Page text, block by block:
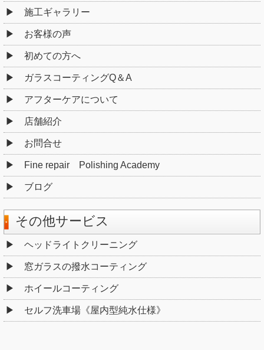
施工ギャラリー
お客様の声
初めての方へ
ガラスコーティングQ＆A
アフターケアについて
店舗紹介
お問合せ
Fine repair Polishing Academy
ブログ
その他サービス
ヘッドライトクリーニング
窓ガラスの撥水コーティング
ホイールコーティング
セルフ洗車場《屋内型純水仕様》